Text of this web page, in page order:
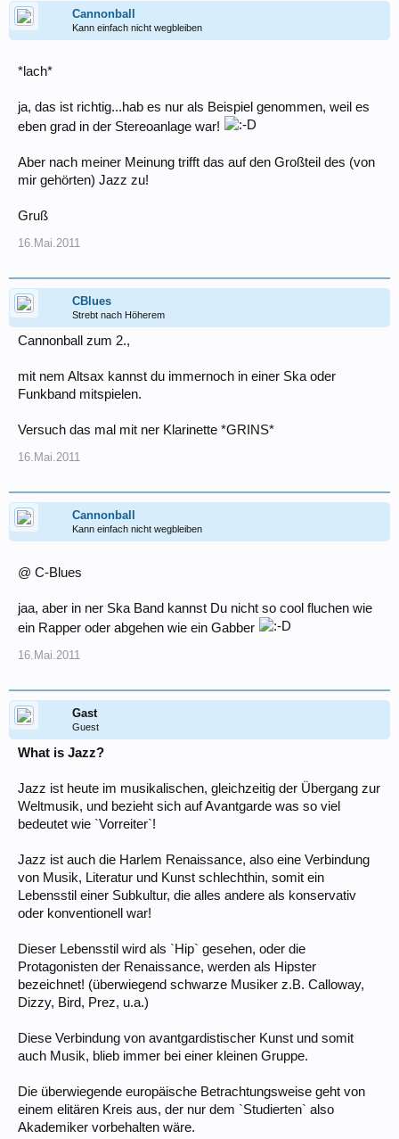
Cannonball
Kann einfach nicht wegbleiben
*lach*
ja, das ist richtig...hab es nur als Beispiel genommen, weil es
eben grad in der Stereoanlage war!
Aber nach meiner Meinung trifft das auf den Großteil des (von
mir gehörten) Jazz zu!
Gruß
16.Mai.2011
CBlues
Strebt nach Höherem
Cannonball zum 2.,
mit nem Altsax kannst du immernoch in einer Ska oder
Funkband mitspielen.
Versuch das mal mit ner Klarinette *GRINS*
16.Mai.2011
Cannonball
Kann einfach nicht wegbleiben
@ C-Blues
jaa, aber in ner Ska Band kannst Du nicht so cool fluchen wie
ein Rapper oder abgehen wie ein Gabber
16.Mai.2011
Gast
Guest
What is Jazz?
Jazz ist heute im musikalischen, gleichzeitig der Übergang zur
Weltmusik, und bezieht sich auf Avantgarde was so viel
bedeutet wie `Vorreiter`!
Jazz ist auch die Harlem Renaissance, also eine Verbindung
von Musik, Literatur und Kunst schlechthin, somit ein
Lebensstil einer Subkultur, die alles andere als konservativ
oder konventionell war!
Dieser Lebensstil wird als `Hip` gesehen, oder die
Protagonisten der Renaissance, werden als Hipster
bezeichnet! (überwiegend schwarze Musiker z.B. Calloway,
Dizzy, Bird, Prez, u.a.)
Diese Verbindung von avantgardistischer Kunst und somit
auch Musik, blieb immer bei einer kleinen Gruppe.
Die überwiegende europäische Betrachtungsweise geht von
einem elitären Kreis aus, der nur dem `Studierten` also
Akademiker vorbehalten wäre.